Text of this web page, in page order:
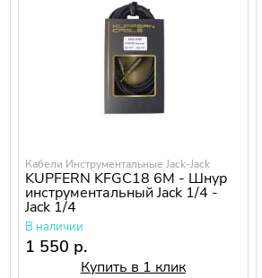
Кабели Инструментальные Jack-Jack
KUPFERN KFGC18 6M - Шнур
инструментальный Jack 1/4 -
Jack 1/4
В наличии
1 550 р.
Купить в 1 клик